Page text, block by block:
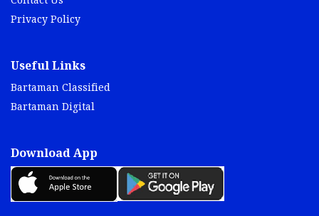
Privacy Policy
Useful Links
Bartaman Classified
Bartaman Digital
Download App